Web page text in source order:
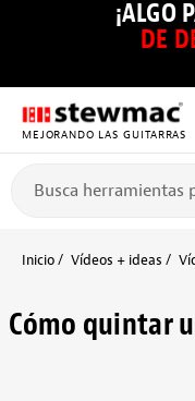
¡ALGO
DE
MEJORANDO LAS GUITARRAS
Inicio Vídeos + ideas
Cómo quintar